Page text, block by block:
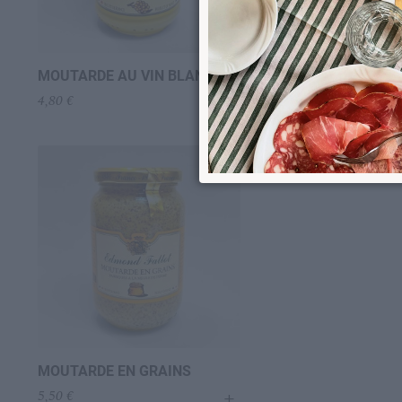
MOUTARDE AU VIN BLANC
4,80 € +
MOUTARDE AUX
4,80€
MOUTARDE EN GRAINS
5,50 €